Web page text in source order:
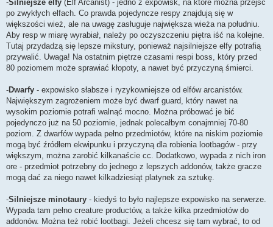
-Silniejsze elfy (Elf Arcanist) - jedno z expowisk, na które można przejść
po zwykłych elfach. Co prawda pojedyncze respy znajdują się w
większości wież, ale na uwagę zasługuje największa wieża na południu.
Aby resp w miarę wyrabiał, należy po oczyszczeniu piętra iść na kolejne.
Tutaj przydadzą się lepsze mikstury, ponieważ najsilniejsze elfy potrafią
przywalić. Uwaga! Na ostatnim piętrze czasami respi boss, który przed
80 poziomem może sprawiać kłopoty, a nawet być przyczyną śmierci.
-Dwarfy - expowisko słabsze i ryzykowniejsze od elfów arcanistów.
Największym zagrożeniem może być dwarf guard, który nawet na
wysokim poziomie potrafi walnąć mocno. Można próbować je bić
pojedynczo już na 50 poziomie, jednak polecałbym conajmniej 70-80
poziom. Z dwarfów wypada pełno przedmiotów, które na niskim poziomie
mogą być źródłem ekwipunku i przyczyną dla robienia lootbagów - przy
większym, można zarobić kilkanaście cc. Dodatkowo, wypada z nich iron
ore - przedmiot potrzebny do jednego z lepszych addonów, także gracze
mogą dać za niego nawet kilkadziesiąt platynek za sztukę.
-Silniejsze minotaury - kiedyś to było najlepsze expowisko na serwerze.
Wypada tam pełno creature productów, a także kilka przedmiotów do
addonów. Można też robić lootbagi. Jeżeli chcesz się tam wybrać, to od